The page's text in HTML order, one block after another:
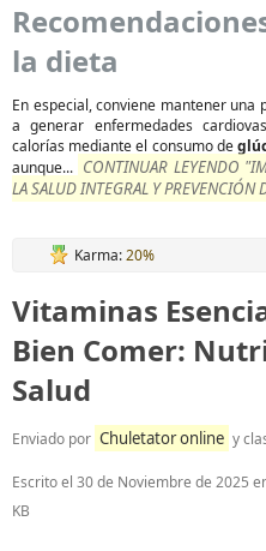
la dieta
En especial, conviene mantener una
a generar enfermedades
calorías mediante el consumo de
aunque... CONTINUAR LEYENDO
LA SALUD INTEGRAL Y PREVENCIÓN
Karma:20%
Vitaminas
Bien Comer:
Salud
Enviado por Chuletator online y
Escrito el 30 de Noviembre de 2025
KB